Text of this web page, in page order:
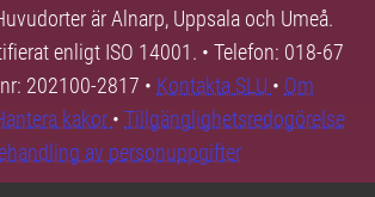
är Alnarp, Uppsala och Umeå.
enligt ISO 14001. • Telefon: 018-67
202100-2817 • Kontakta SLU • Om
kakor • Tillgänglighetsredogörelse
av personuppgifter